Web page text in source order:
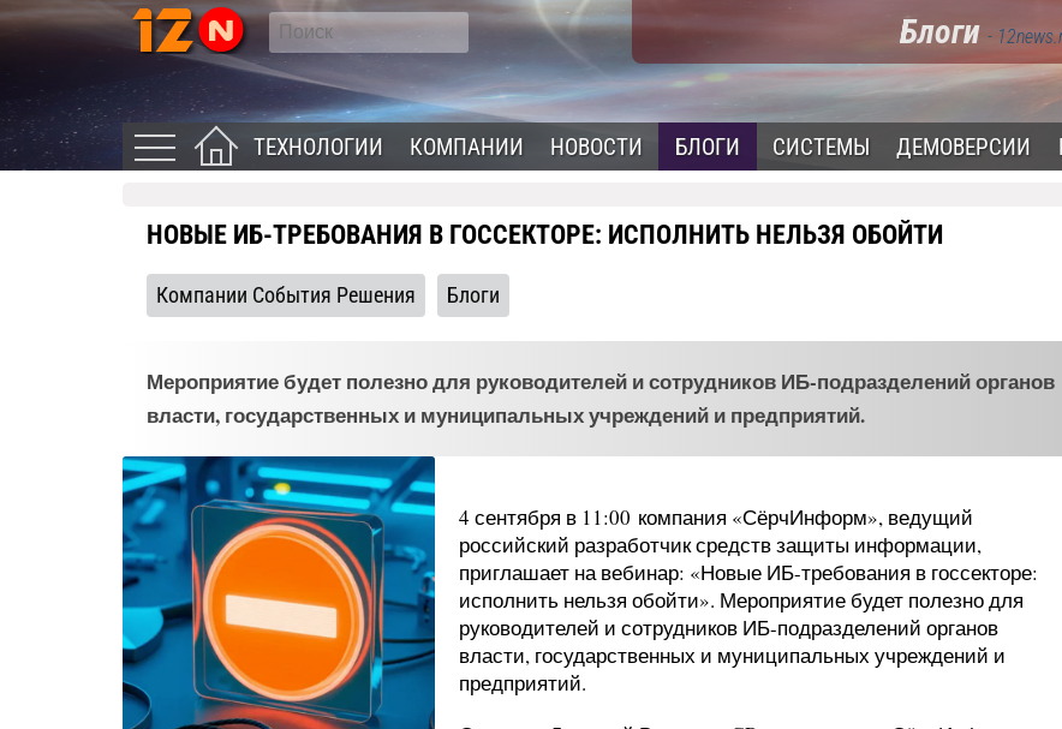
Блоги -
ТЕХНОЛОГИИ КОМПАНИИ НОВОСТИ БЛОГИ СИСТЕМЫ ДЕМОВЕРСИИ
НОВЫЕ ИБ-ТРЕБОВАНИЯ В ГОССЕКТОРЕ: ИСПОЛНИТЬ НЕЛЬЗЯ ОБОЙТИ
Компании События Решения Блоги
Мероприятие будет полезно для руководителей и сотрудников ИБ-подразделений органов
власти, государственных и муниципальных учреждений и предприятий.
4 сентября в 11:00 компания «СёрчИнформ», ведущий
российский разработчик средств защиты информации,
приглашает на вебинар: «Новые ИБ-требования в госсекторе:
исполнить нельзя обойти». Мероприятие будет полезно для
руководителей и сотрудников ИБ-подразделений органов
власти, государственных и муниципальных учреждений и
предприятий.